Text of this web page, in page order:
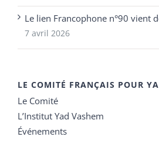
Le lien Francophone n°90 vient
7 avril 2026
LE COMITÉ FRANÇAIS POUR
Le Comité
L’Institut Yad Vashem
Événements